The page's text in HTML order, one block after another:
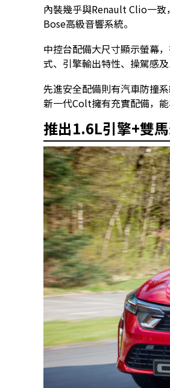
內裝幾乎與Renault Clio一致
Bose高級音響系統。
中控台配備大尺寸顯示螢幕
式、引擎輸出特性、操駕感
先進安全配備則有汽車防撞
新一代Colt擁有充實配備，
推出1.6L引擎+雙